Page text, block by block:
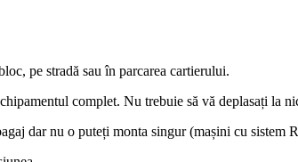
pe stradă sau în parcarea cartierului.
complet. Nu trebuie să vă deplasați la
dar nu o puteți monta singur (mașini cu sistem